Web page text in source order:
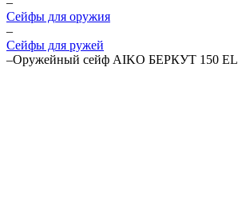
Cейфы для оружия
–
Сейфы для ружей
–Оружейный сейф AIKO БЕРКУТ 150 EL